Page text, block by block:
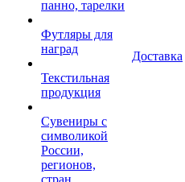
панно, тарелки
Футляры для
наград
Текстильная
продукция
Сувениры с
символикой
России,
регионов,
стран
Доставка